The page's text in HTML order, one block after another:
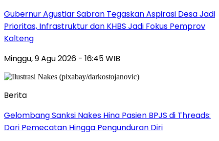
Gubernur Agustiar Sabran Tegaskan Aspirasi Desa Jadi
Prioritas, Infrastruktur dan KHBS Jadi Fokus Pemprov
Kalteng
Minggu, 9 Agu 2026 - 16:45 WIB
Berita
Gelombang Sanksi Nakes Hina Pasien BPJS di Threads:
Dari Pemecatan Hingga Pengunduran Diri